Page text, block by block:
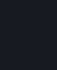
puedes
jurisdicciones,
reembolso
Se te hará un
una semana
Cartera de
utilizaste para